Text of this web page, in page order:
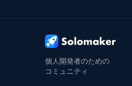
個人開発者のための
コミュニティ